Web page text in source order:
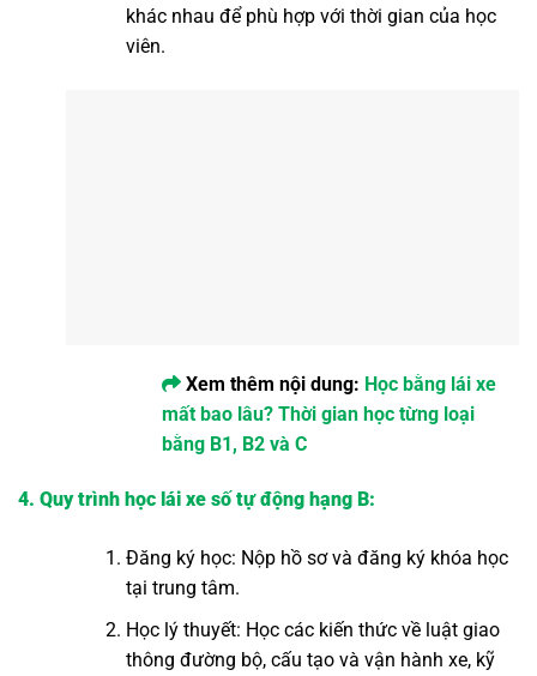
khác nhau để phù hợp với thời gian của học
viên.
Xem thêm nội dung: Học bằng lái xe
mất bao lâu? Thời gian học từng loại
bằng B1, B2 và C
4. Quy trình học lái xe số tự động hạng B:
Đăng ký học: Nộp hồ sơ và đăng ký khóa học
tại trung tâm.
Học lý thuyết: Học các kiến thức về luật giao
thông đường bộ, cấu tạo và vận hành xe, kỹ